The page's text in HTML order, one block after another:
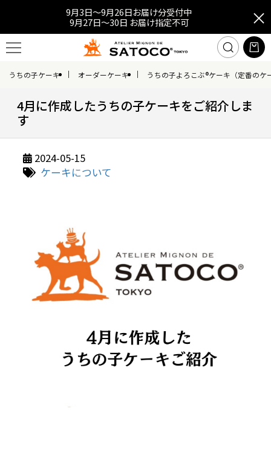
9月3日～9月26日お届け分受付中
9月27日～30日 お届け指定不可
うちの子ケーキ オーダーケーキ うちの子よろこぶ®ケーキ（定番のケ
4月に作成したうちの子ケーキをご紹介しま
す
2024-05-15
ケーキについて